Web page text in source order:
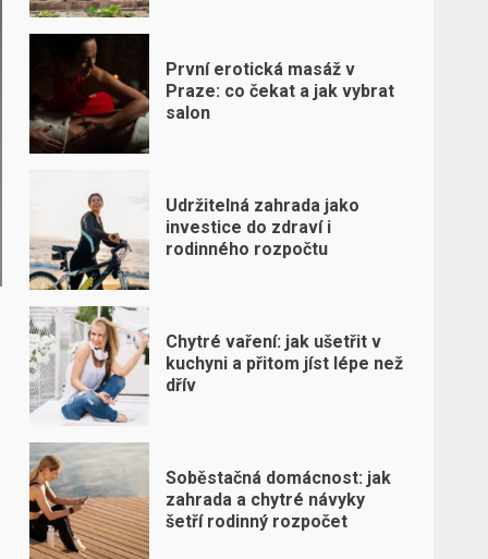
První erotická masáž v
Praze: co čekat a jak vybrat
salon
Udržitelná zahrada jako
investice do zdraví i
rodinného rozpočtu
Chytré vaření: jak ušetřit v
kuchyni a přitom jíst lépe než
dřív
Soběstačná domácnost: jak
zahrada a chytré návyky
šetří rodinný rozpočet